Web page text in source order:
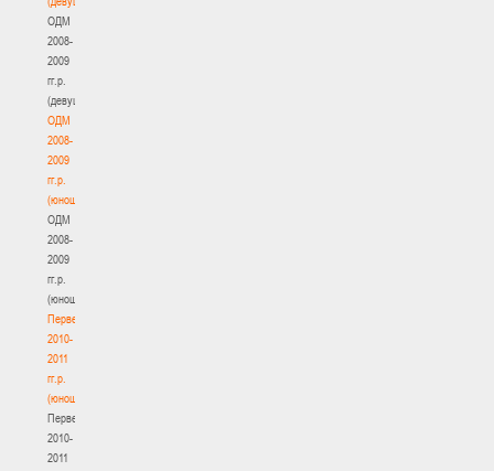
ОДМ
2008-
2009
гг.р.
(девушки)
ОДМ
2008-
2009
гг.р.
(юноши)
ОДМ
2008-
2009
гг.р.
(юноши)
Первенство
2010-
2011
гг.р.
(юноши)
Первенство
2010-
2011